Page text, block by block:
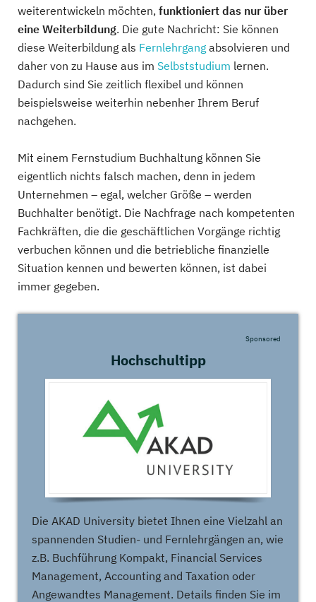
weiterentwickeln möchten, funktioniert das nur über
eine Weiterbildung. Die gute Nachricht: Sie können
diese Weiterbildung als Fernlehrgang absolvieren und
daher von zu Hause aus im Selbststudium lernen.
Dadurch sind Sie zeitlich flexibel und können
beispielsweise weiterhin nebenher Ihrem Beruf
nachgehen.
Mit einem Fernstudium Buchhaltung können Sie
eigentlich nichts falsch machen, denn in jedem
Unternehmen – egal, welcher Größe – werden
Buchhalter benötigt. Die Nachfrage nach kompetenten
Fachkräften, die die geschäftlichen Vorgänge richtig
verbuchen können und die betriebliche finanzielle
Situation kennen und bewerten können, ist dabei
immer gegeben.
Hochschultipp
Sponsored
Die AKAD University bietet Ihnen eine Vielzahl an
spannenden Studien- und Fernlehrgängen an, wie
z.B. Buchführung Kompakt, Financial Services
Management, Accounting and Taxation oder
Angewandtes Management. Details finden Sie im